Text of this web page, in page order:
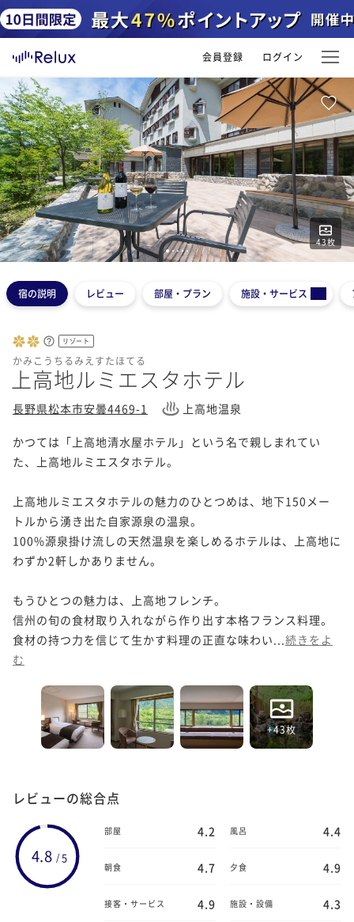
会員登録 ログイン
43枚
12345
宿の説明 レビュー 部屋・プラン 施設・サービス
リゾート
かみこうちるみえすたほてる
上高地ルミエスタホテル
長野県松本市安曇4469-1 上高地温泉
かつては「上高地清水屋ホテル」という名で親しまれてい
た、上高地ルミエスタホテル。
上高地ルミエスタホテルの魅力のひとつめは、地下150メー
トルから湧き出た自家源泉の温泉。
100%源泉掛け流しの天然温泉を楽しめるホテルは、上高地に
わずか2軒しかありません。
もうひとつの魅力は、上高地フレンチ。
信州の旬の食材取り入れながら作り出す本格フランス料理。
食材の持つ力を信じて生かす料理の正直な味わい... 続きをよ
む
+43枚
レビューの総合点
4.8 / 5
部屋 4.2 風呂 4.4
朝食 4.7 夕食 4.9
接客・サービス 4.9 施設・設備 4.3